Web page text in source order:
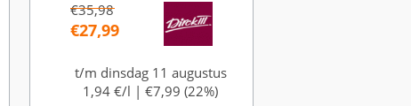
€35,98
€27,99
t/m dinsdag 11 augustus
1,94 €/l | €7,99 (22%)